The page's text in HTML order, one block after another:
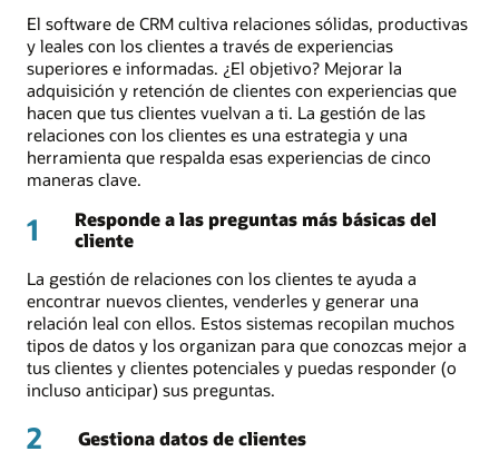
El software de CRM cultiva relaciones sólidas, productivas
y leales con los clientes a través de experiencias
superiores e informadas. ¿El objetivo? Mejorar la
adquisición y retención de clientes con experiencias que
hacen que tus clientes vuelvan a ti. La gestión de las
relaciones con los clientes es una estrategia y una
herramienta que respalda esas experiencias de cinco
maneras clave.
1
Responde a las preguntas más básicas del
cliente
La gestión de relaciones con los clientes te ayuda a
encontrar nuevos clientes, venderles y generar una
relación leal con ellos. Estos sistemas recopilan muchos
tipos de datos y los organizan para que conozcas mejor a
tus clientes y clientes potenciales y puedas responder (o
incluso anticipar) sus preguntas.
2 Gestiona datos de clientes